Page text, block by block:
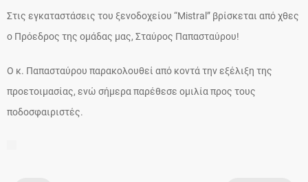
Στις εγκαταστάσεις του ξενοδοχείου “Mistral” βρίσκεται από χθες
ο Πρόεδρος της ομάδας μας, Σταύρος Παπασταύρου!
Ο κ. Παπασταύρου παρακολουθεί από κοντά την εξέλιξη της
προετοιμασίας, ενώ σήμερα παρέθεσε ομιλία προς τους
ποδοσφαιριστές.